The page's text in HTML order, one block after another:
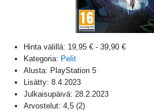
Hinta välillä: 19,95 € - 39,90 €
Kategoria: Pelit
Alusta: PlayStation 5
Lisätty: 8.4.2023
Julkaisupäivä: 28.2.2023
Arvostelut: 4,5 (2)